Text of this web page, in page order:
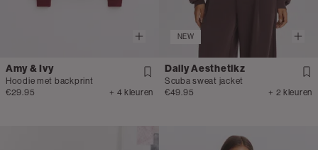
Amy & Ivy
Hoodie met backprint
€29.95
+ 4 kleuren
NEW
Daily Aesthetikz
Scuba sweat jacket
€49.95
+ 2 kleuren